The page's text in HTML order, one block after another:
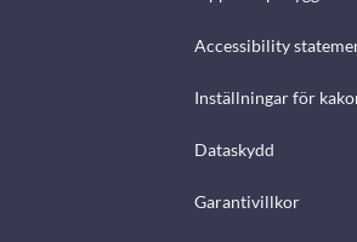
Accessibility
Inställningar för
Dataskydd
Garantivillkor